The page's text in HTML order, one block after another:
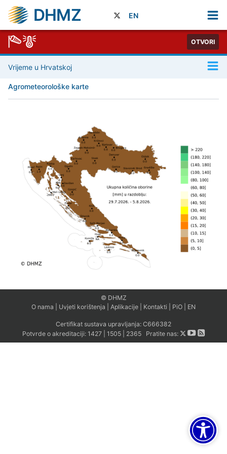
DHMZ EN
OTVORI
Vrijeme u Hrvatskoj
Agrometeorološke karte
© DHMZ
O nama
Uvjeti korištenja Aplikacije Kontakti PiO EN
Certifikat sustava upravljanja: C666382
Potvrde o akreditaciji: 1427| 1505| 2365Pratite nas: